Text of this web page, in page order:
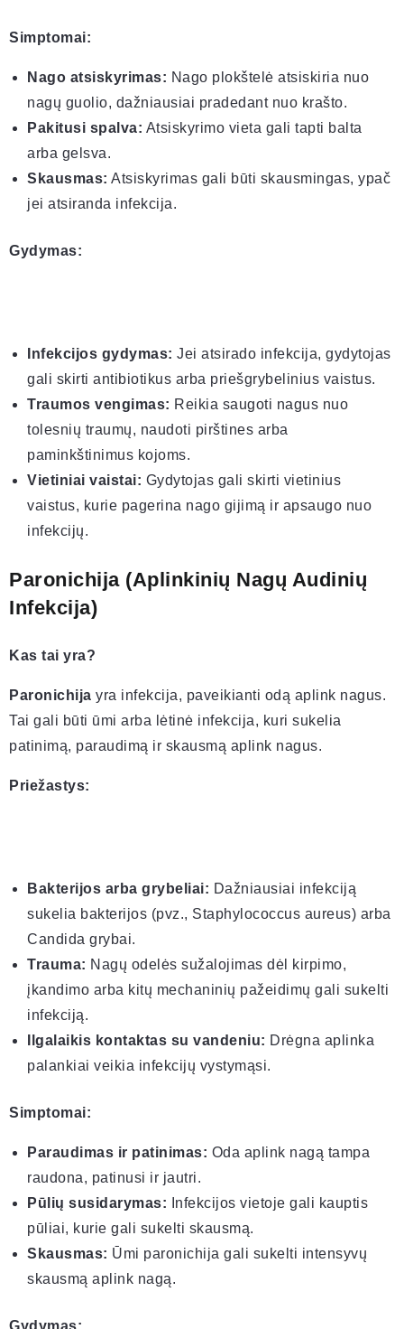
Simptomai:
Nago atsiskyrimas: Nago plokštelė atsiskiria nuo
nagų guolio, dažniausiai pradedant nuo krašto.
Pakitusi spalva: Atsiskyrimo vieta gali tapti balta
arba gelsva.
Skausmas: Atsiskyrimas gali būti skausmingas, ypač
jei atsiranda infekcija.
Gydymas:
Infekcijos gydymas: Jei atsirado infekcija, gydytojas
gali skirti antibiotikus arba priešgrybelinius vaistus.
Traumos vengimas: Reikia saugoti nagus nuo
tolesnių traumų, naudoti pirštines arba
paminkštinimus kojoms.
Vietiniai vaistai: Gydytojas gali skirti vietinius
vaistus, kurie pagerina nago gijimą ir apsaugo nuo
infekcijų.
Paronichija (Aplinkinių Nagų Audinių
Infekcija)
Kas tai yra?
Paronichija yra infekcija, paveikianti odą aplink nagus.
Tai gali būti ūmi arba lėtinė infekcija, kuri sukelia
patinimą, paraudimą ir skausmą aplink nagus.
Priežastys:
Bakterijos arba grybeliai: Dažniausiai infekciją
sukelia bakterijos (pvz., Staphylococcus aureus) arba
Candida grybai.
Trauma: Nagų odelės sužalojimas dėl kirpimo,
įkandimo arba kitų mechaninių pažeidimų gali sukelti
infekciją.
Ilgalaikis kontaktas su vandeniu: Drėgna aplinka
palankiai veikia infekcijų vystymąsi.
Simptomai:
Paraudimas ir patinimas: Oda aplink nagą tampa
raudona, patinusi ir jautri.
Pūlių susidarymas: Infekcijos vietoje gali kauptis
pūliai, kurie gali sukelti skausmą.
Skausmas: Ūmi paronichija gali sukelti intensyvų
skausmą aplink nagą.